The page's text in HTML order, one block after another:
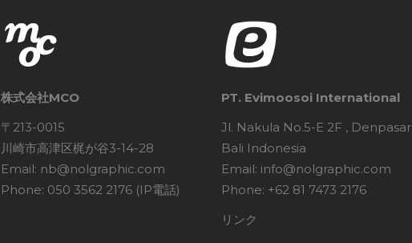
株式会社MCO
〒213-0015
川崎市高津区梶が谷3-14-28
Email: nb@nolgraphic.com
Phone: 050 3562 2176 (IP電話)
PT. Evimoosoi International
Jl. Nakula No.5-E 2F , Denpasar
Bali Indonesia
Email: info@nolgraphic.com
Phone: +62 81 7473 2176
リンク